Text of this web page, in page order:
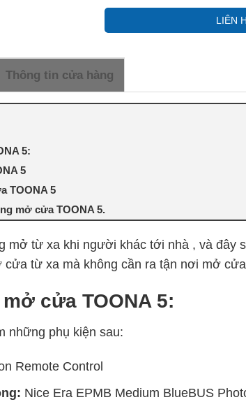
LIÊN
Thông tin cửa hàng
5:
5
TOONA 5
mở cửa TOONA 5.
mở từ xa khi người khác tới nhà , và đây
cửa từ xa mà không cần ra tận nơi mở
cửa TOONA 5:
những phụ kiện sau:
Remote Control
Nice Era EPMB Medium BlueBUS